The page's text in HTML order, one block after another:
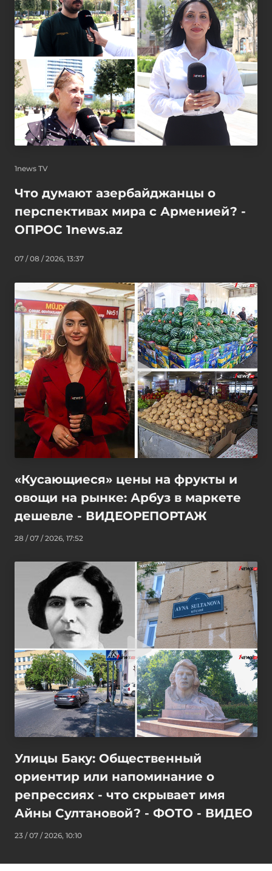
1news TV
Что думают азербайджанцы о
перспективах мира с Арменией? -
ОПРОС 1news.az
07 / 08 / 2026, 13:37
«Кусающиеся» цены на фрукты и
овощи на рынке: Арбуз в маркете
дешевле - ВИДЕОРЕПОРТАЖ
28 / 07 / 2026, 17:52
Улицы Баку: Общественный
ориентир или напоминание о
репрессиях - что скрывает имя
Айны Султановой? - ФОТО - ВИДЕО
23 / 07 / 2026, 10:10